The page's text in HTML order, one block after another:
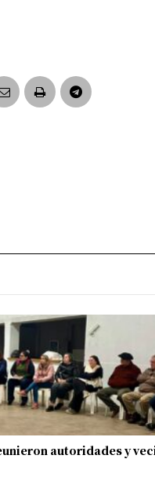
autoridades y